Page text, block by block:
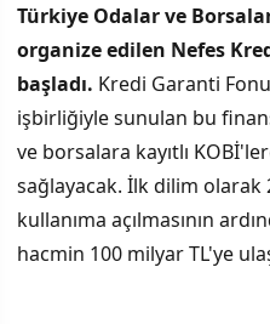
Türkiye Odalar ve
organize edilen Nefes
başladı. Kredi Garanti
işbirliğiyle sunulan bu
ve borsalara kayıtlı
sağlayacak. İlk dilim olarak
kullanıma açılmasının
hacmin 100 milyar TL'ye